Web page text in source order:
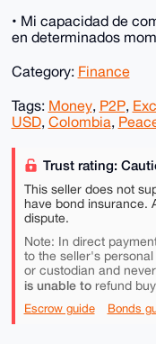
• Mi capacidad de
en determinados
Category: Finance
Tags: Money, P2P,
USD, Colombia,
Trust rating:
This seller does not
have bond insurance.
dispute.
Note: In direct
to the seller's
or custodian and
is unable torefund
Escrow guide Bonds